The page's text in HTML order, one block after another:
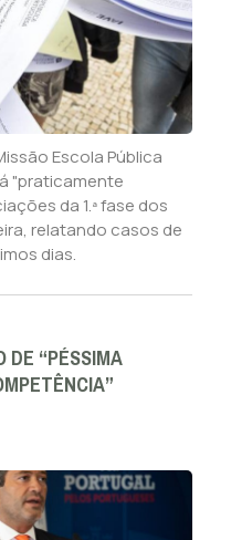
Escola Pública
"praticamente
da 1.ª fase dos
relatando casos de
dias.
DE “PÉSSIMA